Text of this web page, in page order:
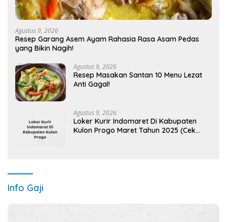
Agustus 9, 2026
Resep Garang Asem Ayam Rahasia Rasa Asam Pedas
yang Bikin Nagih!
Agustus 9, 2026
Resep Masakan Santan 10 Menu Lezat
Anti Gagal!
Agustus 9, 2026
Loker Kurir Indomaret Di Kabupaten
Kulon Progo Maret Tahun 2025 (Cek
Info Gaji